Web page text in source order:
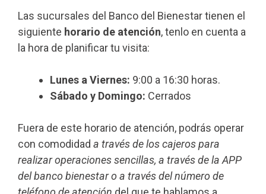
Las sucursales del Banco del Bienestar tienen el
siguiente horario de atención, tenlo en cuenta a
la hora de planificar tu visita:
Lunes a Viernes: 9:00 a 16:30 horas.
Sábado y Domingo: Cerrados
Fuera de este horario de atención, podrás operar
con comodidad a través de los cajeros para
realizar operaciones sencillas, a través de la APP
del banco bienestar o a través del número de